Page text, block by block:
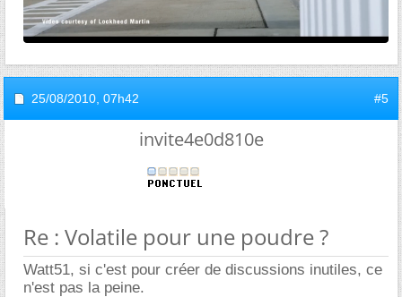
25/08/2010, 07h42 #5
invite4e0d810e
Re : Volatile pour une poudre ?
Watt51, si c'est pour créer de discussions inutiles, ce
n'est pas la peine.